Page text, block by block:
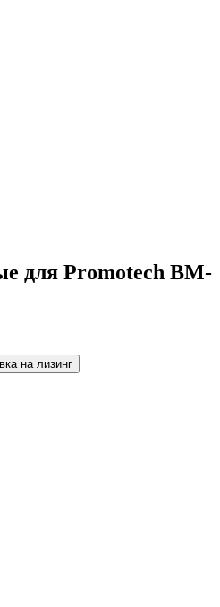
для Promotech BM-
на лизинг